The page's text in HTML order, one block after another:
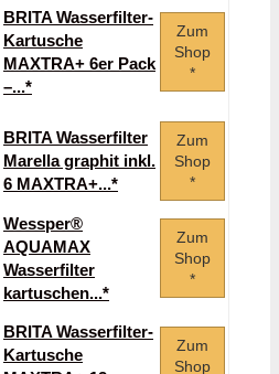
BRITA Wasserfilter-
Kartusche
MAXTRA+ 6er Pack
–...*
Zum
Shop
*
BRITA Wasserfilter
Marella graphit inkl.
6 MAXTRA+...*
Zum
Shop
*
Wessper®
AQUAMAX
Wasserfilter
kartuschen...*
Zum
Shop
*
BRITA Wasserfilter-
Kartusche
Zum
Shop